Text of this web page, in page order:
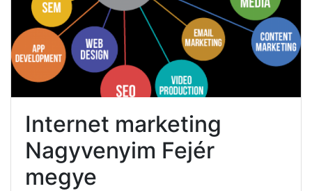
Internet marketing
Nagyvenyim Fejér
megye